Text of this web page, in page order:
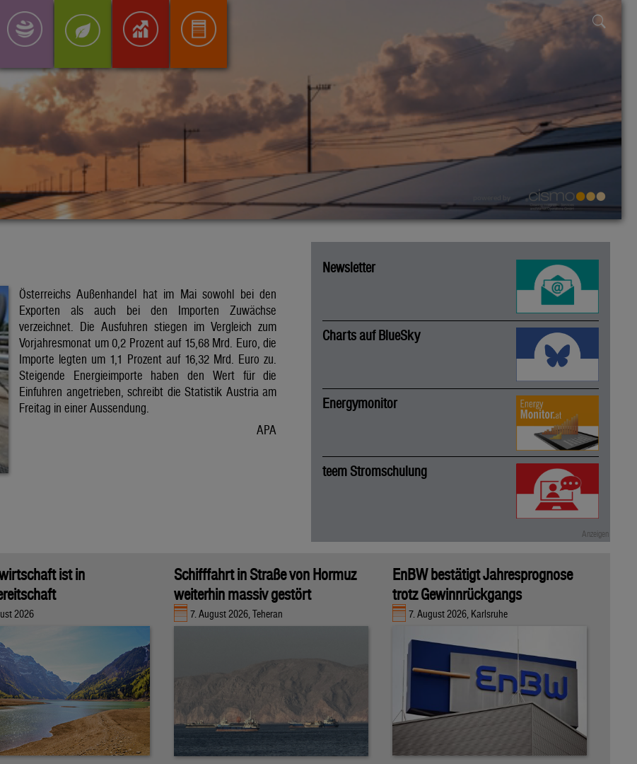
Österreichs Außenhandel hat im Mai sowohl bei den
Exporten als auch bei den Importen Zuwächse
verzeichnet. Die Ausfuhren stiegen im Vergleich zum
Vorjahresmonat um 0,2 Prozent auf 15,68 Mrd. Euro, die
Importe legten um 1,1 Prozent auf 16,32 Mrd. Euro zu.
Steigende Energieimporte haben den Wert für die
Einfuhren angetrieben, schreibt die Statistik Austria am
Freitag in einer Aussendung.
APA
Newsletter
Charts auf BlueSky
Energymonitor
teem Stromschulung
ist in
2026
Schifffahrt in Straße von Hormuz
weiterhin massiv gestört
7. August 2026, Teheran
EnBW bestätigt Jahresprognose
trotz Gewinnrückgangs
7. August 2026, Karlsruhe